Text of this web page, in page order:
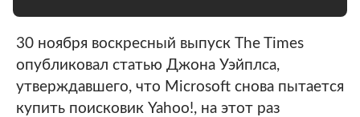
30 ноября воскресный выпуск The Times
опубликовал статью Джона Уэйплса,
утверждавшего, что Microsoft снова пытается
купить поисковик Yahoo!, на этот раз